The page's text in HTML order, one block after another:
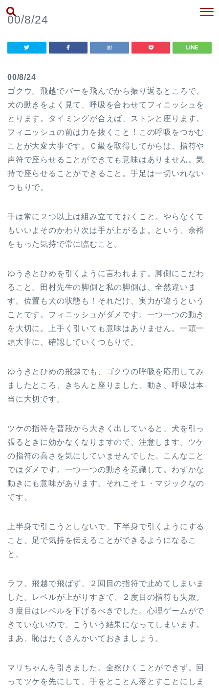
00/8/24
00/8/24
ゴクウ。飛越でバーを飛んでから振り返るところで、
犬の動きをよく見て、呼吸を合わせてフィニッシュを
とります。タイミングが合えば、ストンと座ります。
フィニッシュの前は力を抜くこと！この呼吸をつかむ
ことが大変大事です。Ｃ級を取得してからは、指符や
声符で座らせることができても意味はありません。気
持で座らせることができること。手足は一切いれない
つもりで。
手は常に２つ以上は組み立てておくこと。やらなくて
もいいよそのかわり次は手が上がるよ。という、余裕
をもった気持で常に臨むこと。
ゆうきとひめを引くように言われます。脚側にこだわ
ること。田村先生の脚側と私の脚側は、全然違いま
す。位置も犬の状態も！それだけ、実力が違うという
ことです。フィニッシュがダメです。一つ一つの動き
を大切に。上手く引いても意味はありません。一頭一
頭大事に、確認していくつもりで。
ゆうきとひめの飛越でも、ゴクウの呼吸を応用してみ
ましたところ、きちんと座りました。動き、呼吸は本
当に大切です。
ツケの指符を普段から大きく出していると、犬を引っ
張るときに効かなくなりますので、注意します。ツケ
の指符の高さを気にしていませんでした。こんなこと
ではダメです。一つ一つの動きを意識して。わずかな
動きにも意味があります。それこそ１・マジックなの
です。
上半身で引こうとしないで、下半身で引くようにする
こと。足で気持を伝えることができるようになるこ
と。
ラフ。飛越で飛ばず、２回目の指符で止めてしまいま
した。レベルが上がりすぎて、２度目の指符も失敗。
３度目はレベルを下げるべきでした。心理ゲームがで
きていないので、こういう結果になってしまいます。
まあ、恥はたくさんかいておきましょう。
マリちゃんを引きました。全然ひくことができず。回
ってツケを先にして、手をとことん落とすことにしま